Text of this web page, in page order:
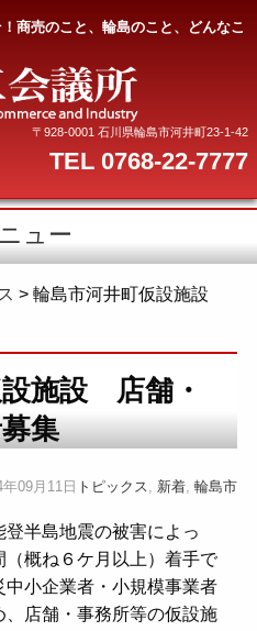
商売のこと、輪島のこと、どんなこ
〒928-0001 石川県輪島市河井町23-1-42
TEL 0768-22-7777
ュー
> 輪島市河井町仮設施設
施設 店舗・
集
09月11日 トピックス, 新着, 輪島市
半島地震の被害によっ
概ね６ケ月以上）着手で
中小企業者・小規模事業者
店舗・事務所等の仮設施